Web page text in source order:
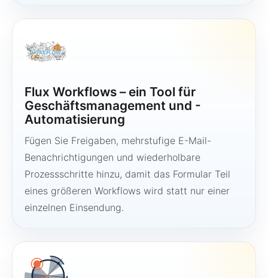
Flux Workflows – ein Tool für
Geschäftsmanagement und -
Automatisierung
Fügen Sie Freigaben, mehrstufige E-Mail-
Benachrichtigungen und wiederholbare
Prozessschritte hinzu, damit das Formular Teil
eines größeren Workflows wird statt nur einer
einzelnen Einsendung.